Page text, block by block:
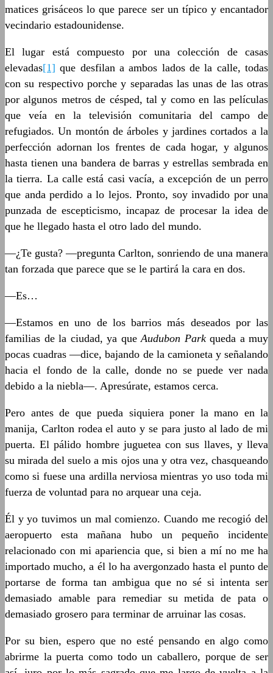
matices grisáceos lo que parece ser un típico y encantador
vecindario estadounidense.
El lugar está compuesto por una colección de casas
elevadas[1] que desfilan a ambos lados de la calle, todas
con su respectivo porche y separadas las unas de las otras
por algunos metros de césped, tal y como en las películas
que veía en la televisión comunitaria del campo de
refugiados. Un montón de árboles y jardines cortados a la
perfección adornan los frentes de cada hogar, y algunos
hasta tienen una bandera de barras y estrellas sembrada en
la tierra. La calle está casi vacía, a excepción de un perro
que anda perdido a lo lejos. Pronto, soy invadido por una
punzada de escepticismo, incapaz de procesar la idea de
que he llegado hasta el otro lado del mundo.
—¿Te gusta? —pregunta Carlton, sonriendo de una manera
tan forzada que parece que se le partirá la cara en dos.
—Es…
—Estamos en uno de los barrios más deseados por las
familias de la ciudad, ya queAudubon Parkqueda a muy
pocas cuadras —dice, bajando de la camioneta y señalando
hacia el fondo de la calle, donde no se puede ver nada
debido a la niebla—. Apresúrate, estamos cerca.
Pero antes de que pueda siquiera poner la mano en la
manija, Carlton rodea el auto y se para justo al lado de mi
puerta. El pálido hombre juguetea con sus llaves, y lleva
su mirada del suelo a mis ojos una y otra vez, chasqueando
como si fuese una ardilla nerviosa mientras yo uso toda mi
fuerza de voluntad para no arquear una ceja.
Él y yo tuvimos un mal comienzo. Cuando me recogió del
aeropuerto esta mañana hubo un pequeño incidente
relacionado con mi apariencia que, si bien a mí no me ha
importado mucho, a él lo ha avergonzado hasta el punto de
portarse de forma tan ambigua que no sé si intenta ser
demasiado amable para remediar su metida de pata o
demasiado grosero para terminar de arruinar las cosas.
Por su bien, espero que no esté pensando en algo como
abrirme la puerta como todo un caballero, porque de ser